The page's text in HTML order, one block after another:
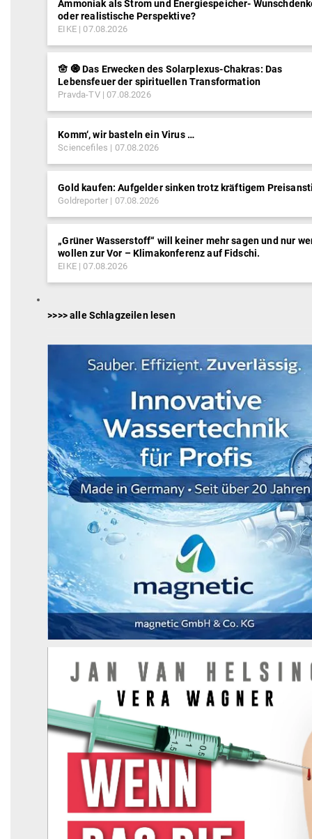
Ammoniak als Strom und Energiespeicher-
oder realistische Perspektive?
EIKE 07.08.2026
🪬 🧿 Das Erwecken des Solarplexus-Chakras: Das
Lebensfeuer der spirituellen Transformation
Pravda-TV 07.08.2026
Komm‘, wir basteln ein Virus …
Sciencefiles 07.08.2026
Gold kaufen: Aufgelder sinken trotz kräftigem
Goldreporter 07.08.2026
„Grüner Wasserstoff“ will keiner mehr sagen und nur
wollen zur Vor – Klimakonferenz auf Fidschi.
EIKE 07.08.2026
>>>> alle Schlagzeilen lesen